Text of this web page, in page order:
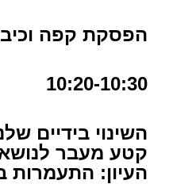
הפסקת קפה
10:20-10:30
השינוי בידיים
קטע מעבר
העיון: התעמרות